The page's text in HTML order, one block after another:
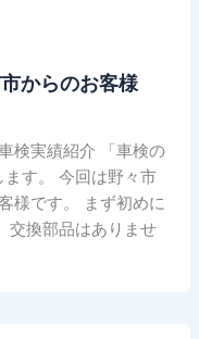
からのお客様
検実績紹介 「車検の
す。 今回は野々市
様です。 まず初めに
交換部品はありませ